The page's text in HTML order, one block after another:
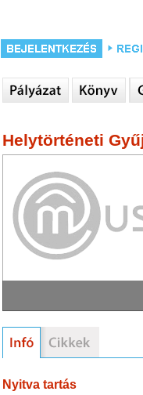
Helytörténeti
Nyitva tartás